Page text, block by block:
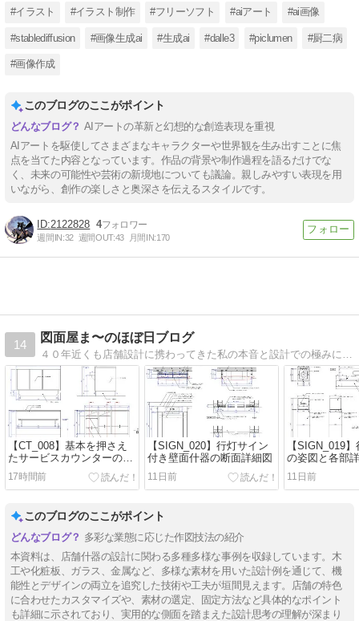
#イラスト #イラスト制作 #フリーソフト #aiアート #ai画像
#stablediffusion #画像生成ai #生成ai #dalle3 #piclumen #厨二病
#画像作成
このブログのここがポイント
AIアートの革新と幻想的な創造表現を重視
AIアートを駆使してさまざまなキャラクターや世界観を生み出すことに焦
点を当てた内容となっています。作品の背景や制作過程を語るだけでな
く、未来の可能性や芸術の新境地についても議論。親しみやすい表現を用
いながら、創作の楽しさと奥深さを伝えるスタイルです。
2122828 4
週間IN:32 週間OUT:43 月間IN:170
14
図面屋ま〜のほぼ日ブログ
４０年近くも店舗設計に携わってきた私の本音と設計での極みについて面白おかしく話してみようかな
【CT_008】基本を押さえ
たサービスカウンターの作
図事例
17時間前
【SIGN_020】行灯サイン
付き壁面什器の断面詳細図
11日前
【SIGN_019
の姿図と各部
11日前
このブログのここがポイント
多彩な業態に応じた作図技法の紹介
本資料は、店舗什器の設計に関わる多種多様な事例を収録しています。木
工や化粧板、ガラス、金属など、多様な素材を用いた設計例を通じて、機
能性とデザインの両立を追究した技術や工夫が垣間見えます。店舗の特色
に合わせたカスタマイズや、素材の選定、固定方法など具体的なポイント
も詳細に示されており、実用的な側面を踏まえた設計思考の理解が深まり